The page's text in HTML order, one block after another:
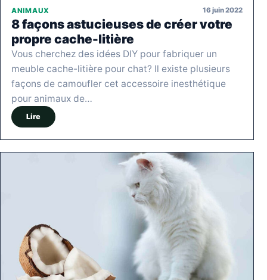
ANIMAUX 16 juin 2022
8 façons astucieuses de créer votre
propre cache-litière
Vous cherchez des idées DIY pour fabriquer un
meuble cache-litière pour chat? Il existe plusieurs
façons de camoufler cet accessoire inesthétique
pour animaux de…
Lire